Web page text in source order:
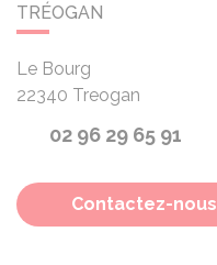
TRÉOGAN
Le Bourg
22340 Treogan
02 96 29 65 91
Contactez-nous